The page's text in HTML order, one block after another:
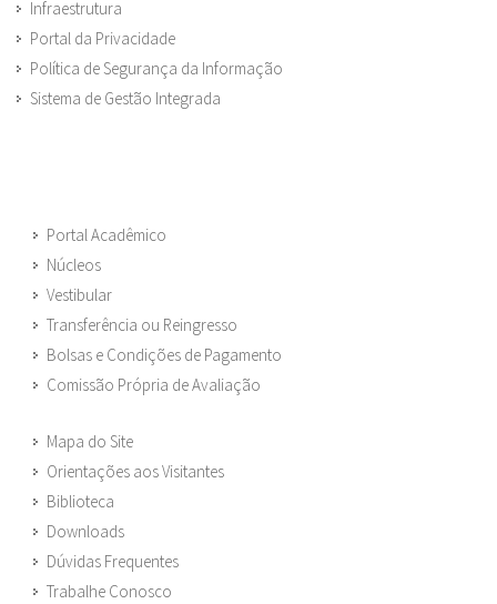
Infraestrutura
Portal da Privacidade
Política de Segurança da Informação
Sistema de Gestão Integrada
Portal Acadêmico
Núcleos
Vestibular
Transferência ou Reingresso
Bolsas e Condições de Pagamento
Comissão Própria de Avaliação
Mapa do Site
Orientações aos Visitantes
Biblioteca
Downloads
Dúvidas Frequentes
Trabalhe Conosco